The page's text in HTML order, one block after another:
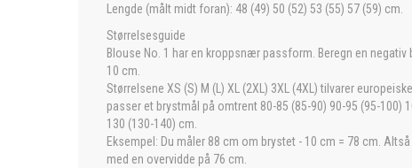
Lengde (målt midt foran): 48 (49) 50 (52) 53 (55) 57 (59) cm.
Størrelsesguide
Blouse No. 1 har en kroppsnær passform. Beregn en negativ
10 cm.
Størrelsene XS (S) M (L) XL (2XL) 3XL (4XL) tilvarer
passer et brystmål på omtrent 80-85 (85-90) 90-95 (95-100)
130 (130-140) cm.
Eksempel: Du måler 88 cm om brystet - 10 cm = 78 cm.
med en overvidde på 76 cm.